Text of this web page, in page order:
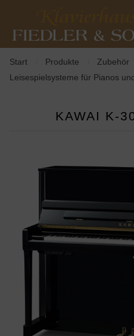
Start Produkte Zubehör
Leisespielsysteme für Pianos
KAWAI K-